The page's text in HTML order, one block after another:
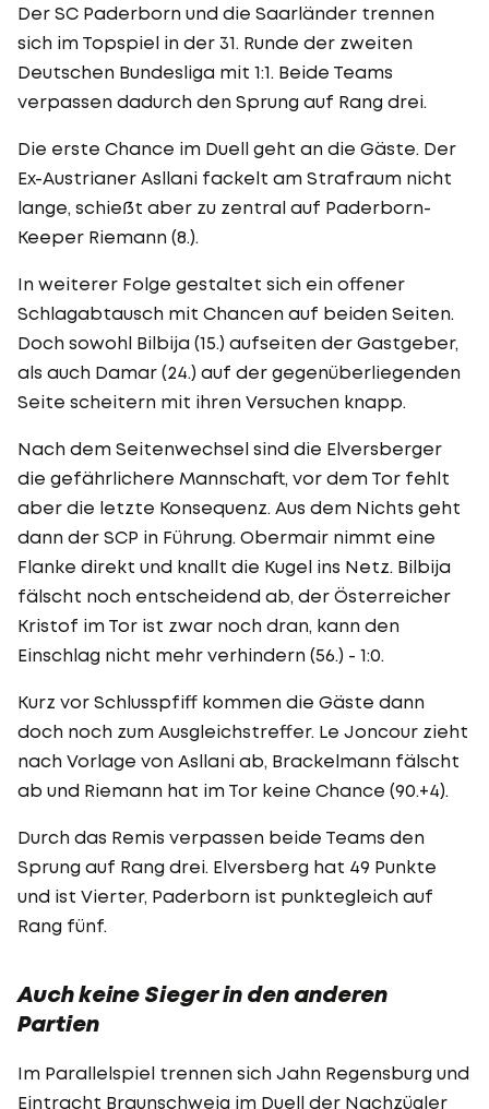
Der SC Paderborn und die Saarländer trennen
sich im Topspiel in der 31. Runde der zweiten
Deutschen Bundesliga mit 1:1. Beide Teams
verpassen dadurch den Sprung auf Rang drei.
Die erste Chance im Duell geht an die Gäste. Der
Ex-Austrianer Asllani fackelt am Strafraum nicht
lange, schießt aber zu zentral auf Paderborn-
Keeper Riemann (8.).
In weiterer Folge gestaltet sich ein offener
Schlagabtausch mit Chancen auf beiden Seiten.
Doch sowohl Bilbija (15.) aufseiten der Gastgeber,
als auch Damar (24.) auf der gegenüberliegenden
Seite scheitern mit ihren Versuchen knapp.
Nach dem Seitenwechsel sind die Elversberger
die gefährlichere Mannschaft, vor dem Tor fehlt
aber die letzte Konsequenz. Aus dem Nichts geht
dann der SCP in Führung. Obermair nimmt eine
Flanke direkt und knallt die Kugel ins Netz. Bilbija
fälscht noch entscheidend ab, der Österreicher
Kristof im Tor ist zwar noch dran, kann den
Einschlag nicht mehr verhindern (56.) - 1:0.
Kurz vor Schlusspfiff kommen die Gäste dann
doch noch zum Ausgleichstreffer. Le Joncour zieht
nach Vorlage von Asllani ab, Brackelmann fälscht
ab und Riemann hat im Tor keine Chance (90.+4).
Durch das Remis verpassen beide Teams den
Sprung auf Rang drei. Elversberg hat 49 Punkte
und ist Vierter, Paderborn ist punktegleich auf
Rang fünf.
Auch keine Sieger in den anderen
Partien
Im Parallelspiel trennen sich Jahn Regensburg und
Eintracht Braunschweig im Duell der Nachzügler